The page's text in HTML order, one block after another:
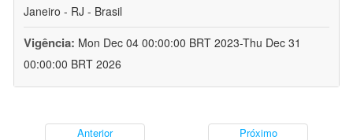
Janeiro - RJ - Brasil
Vigência: Mon Dec 04 00:00:00 BRT 2023-Thu Dec 31
00:00:00 BRT 2026
Anterior Próximo